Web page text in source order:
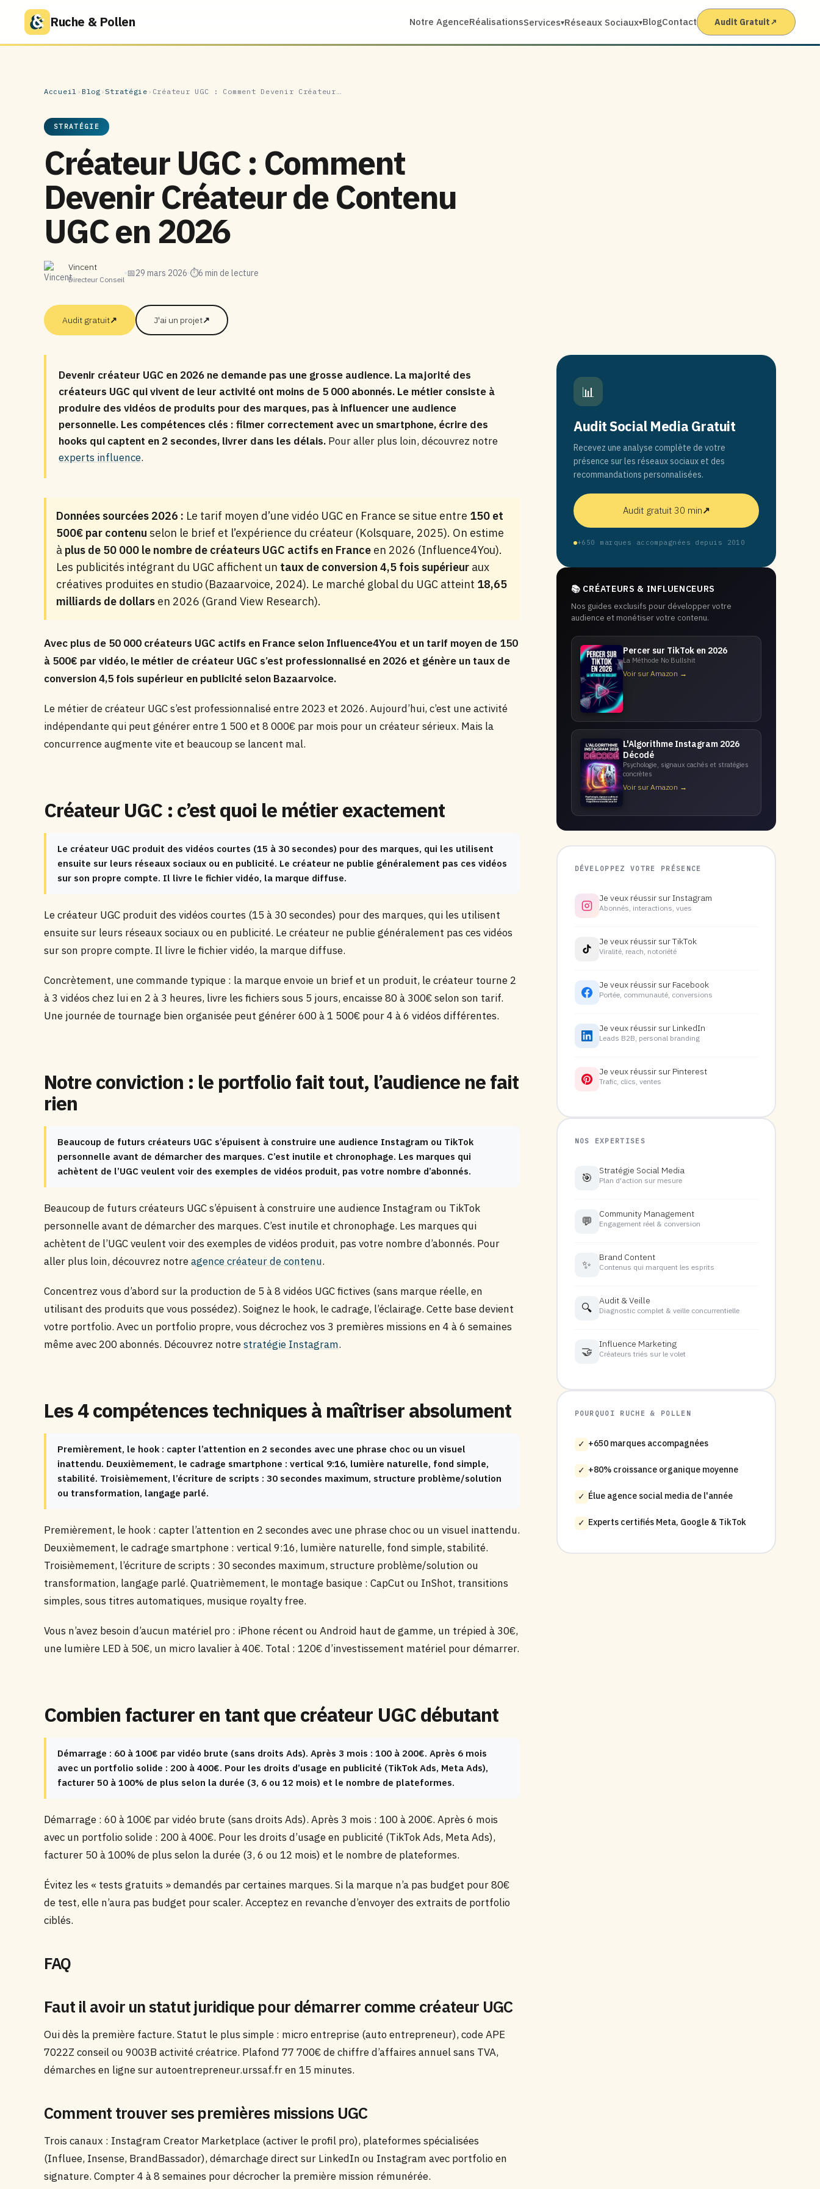
Ruche & Pollen Notre AgenceRéalisationsServices▾Réseaux Sociaux▾BlogContact Audit Gratuit↗
Accueil › Blog ›Stratégie › Créateur UGC : Comment Devenir Créateur…
STRATÉGIE
Créateur UGC : Comment
Devenir Créateur de Contenu
UGC en 2026
Vincent
Directeur Conseil
📅29 mars 2026 ⏱6 min de lecture
Audit gratuit↗ J'ai un projet↗
Devenir créateur UGC en 2026 ne demande pas une grosse audience. La majorité des
créateurs UGC qui vivent de leur activité ont moins de 5 000 abonnés. Le métier consiste à
produire des vidéos de produits pour des marques, pas à influencer une audience
personnelle. Les compétences clés : filmer correctement avec un smartphone, écrire des
hooks qui captent en 2 secondes, livrer dans les délais. Pour aller plus loin, découvrez notre
experts influence.
Données sourcées 2026 : Le tarif moyen d’une vidéo UGC en France se situe entre 150 et
500€ par contenu selon le brief et l’expérience du créateur (Kolsquare, 2025). On estime
à plus de 50 000 le nombre de créateurs UGC actifs en France en 2026 (Influence4You).
Les publicités intégrant du UGC affichent un taux de conversion 4,5 fois supérieur aux
créatives produites en studio (Bazaarvoice, 2024). Le marché global du UGC atteint 18,65
milliards de dollars en 2026 (Grand View Research).
Avec plus de 50 000 créateurs UGC actifs en France selon Influence4You et un tarif moyen de 150
à 500€ par vidéo, le métier de créateur UGC s’est professionnalisé en 2026 et génère un taux de
conversion 4,5 fois supérieur en publicité selon Bazaarvoice.
Le métier de créateur UGC s’est professionnalisé entre 2023 et 2026. Aujourd’hui, c’est une activité
indépendante qui peut générer entre 1 500 et 8 000€ par mois pour un créateur sérieux. Mais la
concurrence augmente vite et beaucoup se lancent mal.
Créateur UGC : c’est quoi le métier exactement
Le créateur UGC produit des vidéos courtes (15 à 30 secondes) pour des marques, qui les utilisent
ensuite sur leurs réseaux sociaux ou en publicité. Le créateur ne publie généralement pas ces vidéos
sur son propre compte. Il livre le fichier vidéo, la marque diffuse.
Le créateur UGC produit des vidéos courtes (15 à 30 secondes) pour des marques, qui les utilisent
ensuite sur leurs réseaux sociaux ou en publicité. Le créateur ne publie généralement pas ces vidéos
sur son propre compte. Il livre le fichier vidéo, la marque diffuse.
Concrètement, une commande typique : la marque envoie un brief et un produit, le créateur tourne 2
à 3 vidéos chez lui en 2 à 3 heures, livre les fichiers sous 5 jours, encaisse 80 à 300€ selon son tarif.
Une journée de tournage bien organisée peut générer 600 à 1 500€ pour 4 à 6 vidéos différentes.
Notre conviction : le portfolio fait tout, l’audience ne fait
rien
Beaucoup de futurs créateurs UGC s’épuisent à construire une audience Instagram ou TikTok
personnelle avant de démarcher des marques. C’est inutile et chronophage. Les marques qui
achètent de l’UGC veulent voir des exemples de vidéos produit, pas votre nombre d’abonnés.
Beaucoup de futurs créateurs UGC s’épuisent à construire une audience Instagram ou TikTok
personnelle avant de démarcher des marques. C’est inutile et chronophage. Les marques qui
achètent de l’UGC veulent voir des exemples de vidéos produit, pas votre nombre d’abonnés. Pour
aller plus loin, découvrez notreagence créateur de contenu.
Concentrez vous d’abord sur la production de 5 à 8 vidéos UGC fictives (sans marque réelle, en
utilisant des produits que vous possédez). Soignez le hook, le cadrage, l’éclairage. Cette base devient
votre portfolio. Avec un portfolio propre, vous décrochez vos 3 premières missions en 4 à 6 semaines
même avec 200 abonnés. Découvrez notrestratégie Instagram.
Les 4 compétences techniques à maîtriser absolument
Premièrement, le hook : capter l’attention en 2 secondes avec une phrase choc ou un visuel
inattendu. Deuxièmement, le cadrage smartphone : vertical 9:16, lumière naturelle, fond simple,
stabilité. Troisièmement, l’écriture de scripts : 30 secondes maximum, structure problème/solution
ou transformation, langage parlé.
Premièrement, le hook : capter l’attention en 2 secondes avec une phrase choc ou un visuel inattendu.
Deuxièmement, le cadrage smartphone : vertical 9:16, lumière naturelle, fond simple, stabilité.
Troisièmement, l’écriture de scripts : 30 secondes maximum, structure problème/solution ou
transformation, langage parlé. Quatrièmement, le montage basique : CapCut ou InShot, transitions
simples, sous titres automatiques, musique royalty free.
Vous n’avez besoin d’aucun matériel pro : iPhone récent ou Android haut de gamme, un trépied à 30€,
une lumière LED à 50€, un micro lavalier à 40€. Total : 120€ d’investissement matériel pour démarrer.
Combien facturer en tant que créateur UGC débutant
Démarrage : 60 à 100€ par vidéo brute (sans droits Ads). Après 3 mois : 100 à 200€. Après 6 mois
avec un portfolio solide : 200 à 400€. Pour les droits d’usage en publicité (TikTok Ads, Meta Ads),
facturer 50 à 100% de plus selon la durée (3, 6 ou 12 mois) et le nombre de plateformes.
Démarrage : 60 à 100€ par vidéo brute (sans droits Ads). Après 3 mois : 100 à 200€. Après 6 mois
avec un portfolio solide : 200 à 400€. Pour les droits d’usage en publicité (TikTok Ads, Meta Ads),
facturer 50 à 100% de plus selon la durée (3, 6 ou 12 mois) et le nombre de plateformes.
Évitez les « tests gratuits » demandés par certaines marques. Si la marque n’a pas budget pour 80€
de test, elle n’aura pas budget pour scaler. Acceptez en revanche d’envoyer des extraits de portfolio
ciblés.
FAQ
Faut il avoir un statut juridique pour démarrer comme créateur UGC
Oui dès la première facture. Statut le plus simple : micro entreprise (auto entrepreneur), code APE
7022Z conseil ou 9003B activité créatrice. Plafond 77 700€ de chiffre d’affaires annuel sans TVA,
démarches en ligne sur autoentrepreneur.urssaf.fr en 15 minutes.
Comment trouver ses premières missions UGC
Trois canaux : Instagram Creator Marketplace (activer le profil pro), plateformes spécialisées
(Influee, Insense, BrandBassador), démarchage direct sur LinkedIn ou Instagram avec portfolio en
signature. Compter 4 à 8 semaines pour décrocher la première mission rémunérée.
📊
Audit Social Media Gratuit
Recevez une analyse complète de votre
présence sur les réseaux sociaux et des
recommandations personnalisées.
Audit gratuit 30 min↗
+650 marques accompagnées depuis 2010
📚 CRÉATEURS & INFLUENCEURS
Nos guides exclusifs pour développer votre
audience et monétiser votre contenu.
Percer sur TikTok en 2026
La Méthode No Bullshit
Voir sur Amazon →
L'Algorithme Instagram 2026
Décodé
Psychologie, signaux cachés et stratégies
concrètes
Voir sur Amazon →
DÉVELOPPEZ VOTRE PRÉSENCE
Je veux réussir sur Instagram
Abonnés, interactions, vues
Je veux réussir sur TikTok
Viralité, reach, notoriété
Je veux réussir sur Facebook
Portée, communauté, conversions
Je veux réussir sur LinkedIn
Leads B2B, personal branding
Je veux réussir sur Pinterest
Trafic, clics, ventes
NOS EXPERTISES
🎯
Stratégie Social Media
Plan d'action sur mesure
💬
Community Management
Engagement réel & conversion
✨
Brand Content
Contenus qui marquent les esprits
🔍
Audit & Veille
Diagnostic complet & veille concurrentielle
🤝
Influence Marketing
Créateurs triés sur le volet
POURQUOI RUCHE & POLLEN
✓ +650 marques accompagnées
✓ +80% croissance organique moyenne
✓ Élue agence social media de l'année
✓ Experts certifiés Meta, Google & TikTok